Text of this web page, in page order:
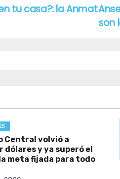
son
tu casa?: la Anmat
Central volvió a
dólares y ya superó el
meta fijada para todo